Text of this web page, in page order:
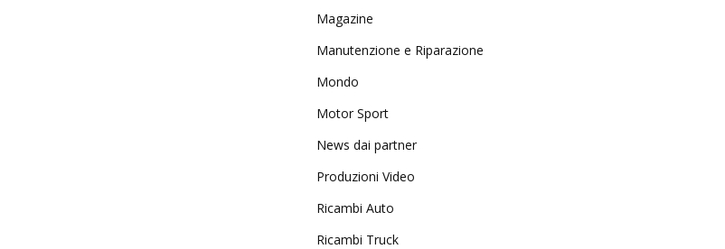
Magazine
Manutenzione e Riparazione
Mondo
Motor Sport
News dai partner
Produzioni Video
Ricambi Auto
Ricambi Truck